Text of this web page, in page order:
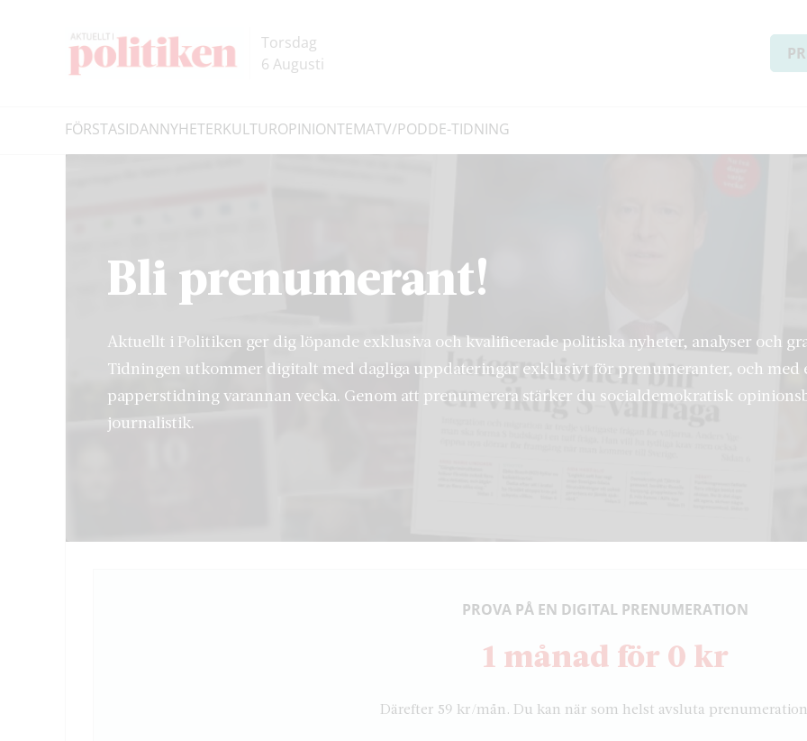
Torsdag
6 Augusti
FÖRSTASIDANNYHETERKULTUROPINIONTEMATV/PODDE-TIDNING
Bli prenumerant!
Aktuellt i Politiken ger dig löpande exklusiva och kvalificerade politiska nyheter, analyser och
Tidningen utkommer digitalt med dagliga uppdateringar exklusivt för prenumeranter, och med
papperstidning varannan vecka. Genom att prenumerera stärker du socialdemokratisk
journalistik.
PROVA PÅ EN DIGITAL PRENUMERATION
1 månad för 0 kr
Därefter 59 kr/mån. Du kan när som helst avsluta